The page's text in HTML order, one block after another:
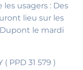
usagers : Des
lieu sur les
le mardi
PPD 31 579 )